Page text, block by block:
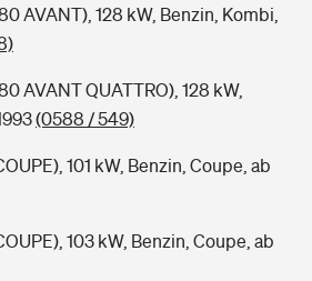
AVANT), 128 kW, Benzin, Kombi,
AVANT QUATTRO), 128 kW,
(0588 / 549)
101 kW, Benzin, Coupe, ab
103 kW, Benzin, Coupe, ab